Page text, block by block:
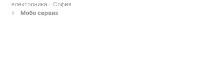
електроника - София
Мобо сервиз